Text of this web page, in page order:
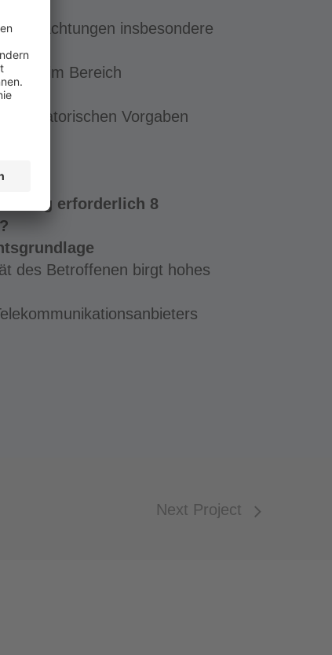
Betrachtungen insbesondere
im Bereich
regulatorischen Vorgaben
erforderlich 8
des Betroffenen birgt hohes
Next Project